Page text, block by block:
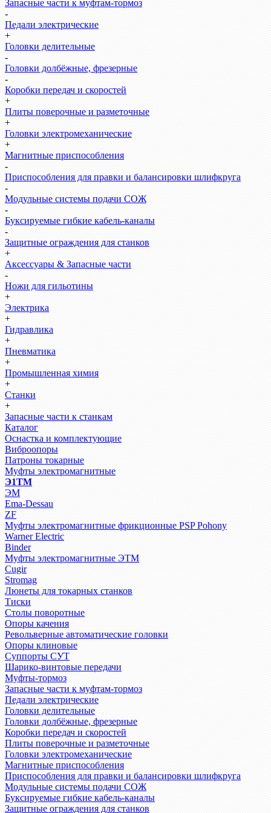
Запасные части к муфтам-тормоз
-
Педали электрические
+
Головки делительные
-
Головки долбёжные, фрезерные
-
Коробки передач и скоростей
+
Плиты поверочные и разметочные
+
Головки электромеханические
+
Магнитные приспособления
-
Приспособления для правки и балансировки шлифкруга
-
Модульные системы подачи СОЖ
-
Буксируемые гибкие кабель-каналы
-
Защитные ограждения для станков
+
Аксессуары & Запасные части
-
Ножи для гильотины
+
Электрика
+
Гидравлика
+
Пневматика
+
Промышленная химия
+
Станки
+
Запасные части к станкам
Каталог
Оснастка и комплектующие
Виброопоры
Патроны токарные
Муфты электромагнитные
Э1ТМ
ЭМ
Ema-Dessau
ZF
Муфты электромагнитные фрикционные PSP Pohony
Warner Electric
Binder
Муфты электромагнитные ЭТМ
Cugir
Stromag
Люнеты для токарных станков
Тиски
Столы поворотные
Опоры качения
Револьверные автоматические головки
Опоры клиновые
Суппорты СУТ
Шарико-винтовые передачи
Муфты-тормоз
Запасные части к муфтам-тормоз
Педали электрические
Головки делительные
Головки долбёжные, фрезерные
Коробки передач и скоростей
Плиты поверочные и разметочные
Головки электромеханические
Магнитные приспособления
Приспособления для правки и балансировки шлифкруга
Модульные системы подачи СОЖ
Буксируемые гибкие кабель-каналы
Защитные ограждения для станков